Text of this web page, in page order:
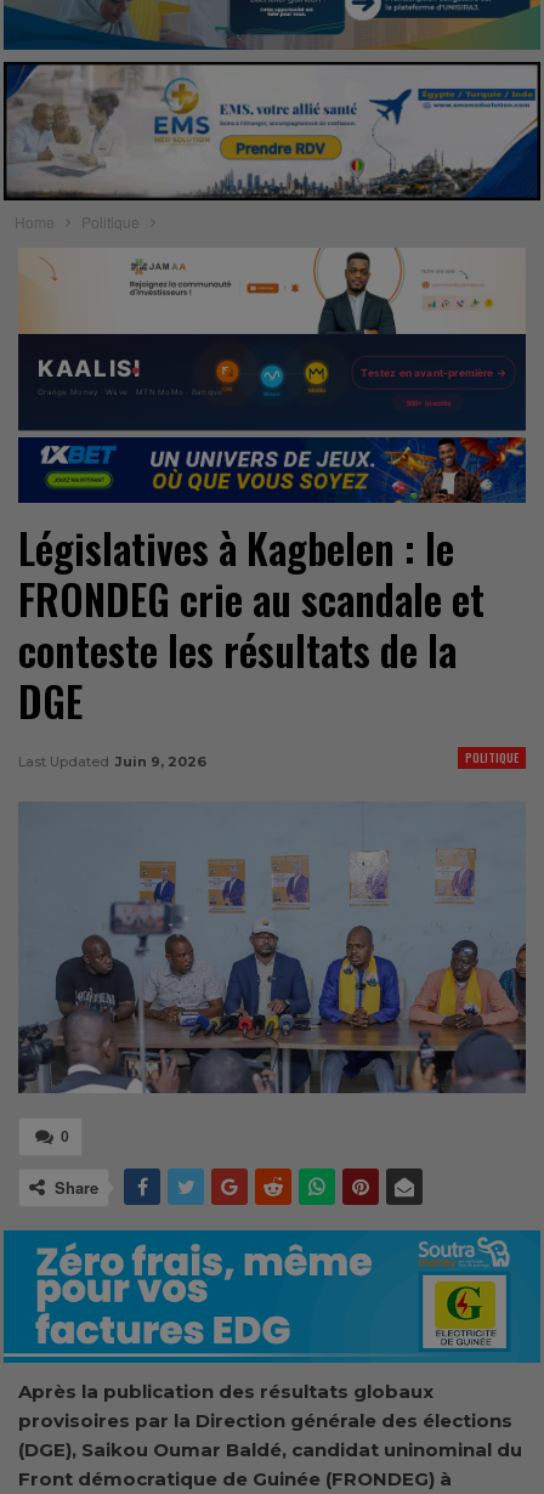
Home Politique
Législatives à Kagbelen : le
FRONDEG crie au scandale et
conteste les résultats de la
DGE
POLITIQUE
Last Updated Juin 9, 2026
0
Share
Après la publication des résultats globaux
provisoires par la Direction générale des élections
(DGE), Saikou Oumar Baldé, candidat uninominal du
Front démocratique de Guinée (FRONDEG) à